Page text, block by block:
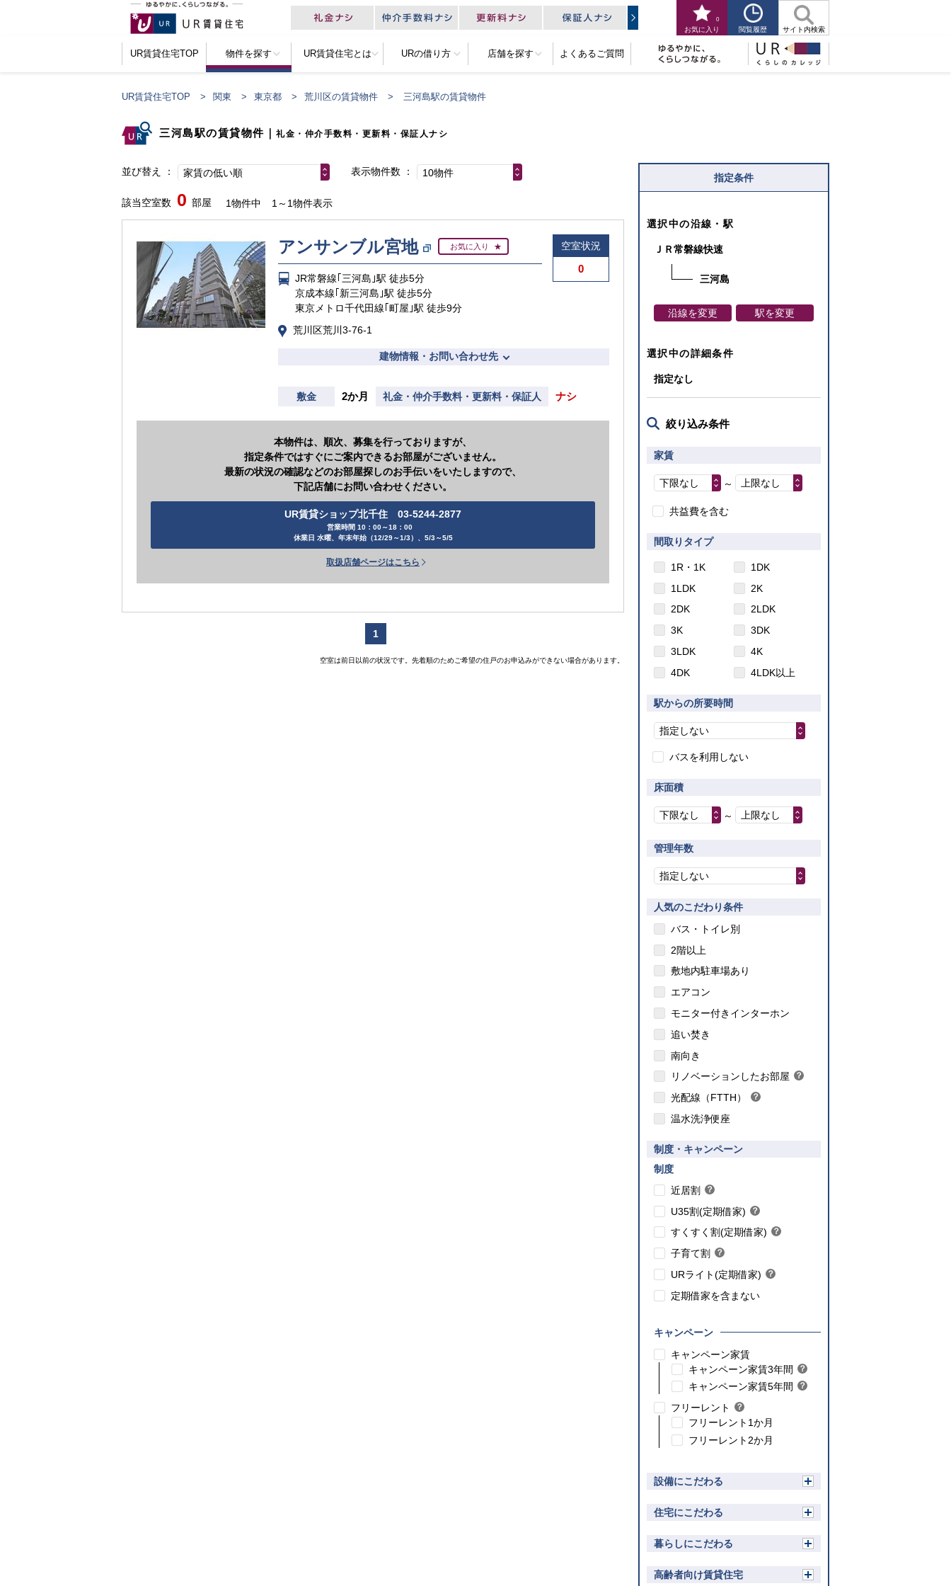
お気に入り
0
閲覧履歴 サイト内検索
UR賃貸住宅TOP 物件を探す UR賃貸住宅とは URの借り方 店舗を探す よくあるご質問
UR賃貸住宅TOP 関東 東京都 荒川区の賃貸物件 三河島駅の賃貸物件
三河島駅の賃貸物件 ｜礼金・仲介手数料・更新料・保証人ナシ
並び替え 家賃の低い順 表示物件数 10物件
該当空室数 0 部屋 1物件中 1～1物件表示
アンサンブル宮地 お気に入り
JR常磐線｢三河島｣駅 徒歩5分
京成本線｢新三河島｣駅 徒歩5分
東京メトロ千代田線｢町屋｣駅 徒歩9分
荒川区荒川3-76-1
空室状況
0
建物情報・お問い合わせ先
敷金 2か月 礼金・仲介手数料・更新料・保証人 ナシ
本物件は、順次、募集を行っておりますが、
指定条件ではすぐにご案内できるお部屋がございません。
最新の状況の確認などのお部屋探しのお手伝いをいたしますので、
下記店舗にお問い合わせください。
UR賃貸ショップ北千住 03-5244-2877
営業時間 10：00～18：00
休業日 水曜、年末年始（12/29～1/3）、5/3～5/5
取扱店舗ページはこちら
1
空室は前日以前の状況です。先着順のためご希望の住戸のお申込みができない場合があります。
指定条件
選択中の沿線・駅
ＪＲ常磐線快速
三河島
沿線を変更 駅を変更
選択中の詳細条件
指定なし
絞り込み条件
家賃
下限なし ～ 上限なし
共益費を含む
間取りタイプ
1R・1K
1DK
1LDK
2K
2DK
2LDK
3K
3DK
3LDK
4K
4DK
4LDK以上
駅からの所要時間
指定しない
バスを利用しない
床面積
下限なし ～ 上限なし
管理年数
指定しない
人気のこだわり条件
バス・トイレ別
2階以上
敷地内駐車場あり
エアコン
モニター付きインターホン
追い焚き
南向き
リノベーションしたお部屋 ？
光配線（FTTH） ？
賃貸住宅のインターネット対応について
温水洗浄便座
制度・キャンペーン
制度
近居割
？
ン
ト
こちら
U35割(定期借家) ？
ン
【ご入居要件あり】35歳以下の方限定
こちら
すくすく割(定期借家) ？
ト
【ご入居要件あり】満18歳未満のお子様を
扶養、もしくはご妊娠されている方限定
こちら
子育て割 ？
ン
ト
【ご入居要件あり】子育て世帯や新婚世帯
こちら
URライト(定期借家) ？
こちら
定期借家を含まない
キャンペーン
キャンペーン家賃
キャンペーン家賃3年間 ？
ヒ
キャンペーン家賃5年間 ？
こちら
フリーレント ？
ヒ
ト
こちら
フリーレント1か月
フリーレント2か月
設備にこだわる
く住宅にこだわる
く暮らしにこだわる
く高齢者向け賃貸住宅